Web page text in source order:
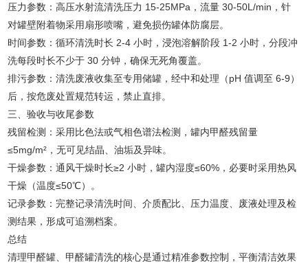
压力参数：高压水射流清洗压力 15-25MPa，流量 30-50L/min，针
对罐壁附着物采用扇形喷嘴，避免损伤罐体防腐层。
时间参数：循环清洗时长 2-4 小时，浸泡溶解阶段 1-2 小时，分段冲
洗每段时长不少于 30 分钟，确保无死角覆盖。
排污参数：清洗废液收集至专用储罐，经中和处理（pH 值调至 6-9）
后，按危废处置规范转运，禁止直排。
三、验收与收尾参数
残留检测：采用比色法或气相色谱法检测，罐内甲醛残留量
≤5mg/m²，无可见结晶、油垢及异味。
干燥参数：通风干燥时长≥2 小时，罐内湿度≤60%，必要时采用热风
干燥（温度≤50℃）。
记录参数：完整记录清洗时间、介质配比、压力温度、废液处理及检
测结果，形成可追溯档案。
总结
清理甲醛罐、甲醛罐清洗的核心是通过精准参数控制，平衡清洁效果